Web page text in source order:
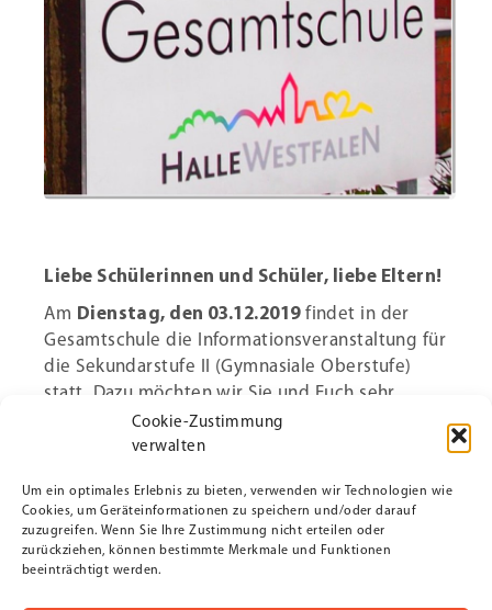
Cookie-Zustimmung
verwalten
Um ein optimales Erlebnis zu bieten, verwenden wir Technologien wie
Cookies, um Geräteinformationen zu speichern und/oder darauf
zuzugreifen. Wenn Sie Ihre Zustimmung nicht erteilen oder
zurückziehen, können bestimmte Merkmale und Funktionen
beeinträchtigt werden.
Liebe Schülerinnen und Schüler, liebe Eltern!
Am Dienstag, den 03.12.2019findet in der
Gesamtschule die Informationsveranstaltung für
die Sekundarstufe II (Gymnasiale Oberstufe)
statt. Dazu möchten wir Sie und Euch sehr
herzlich einladen. Sie beginnt um
des Schulzentrums Masch.
Schüler/innen, die am Ende der Sekundarstufe I
die Fachoberschulreife mit Qualifikations-
vermerk erhalten, haben die Voraussetzungen
die Sekundarstufe II (Jahrgänge 11 – 13) zu